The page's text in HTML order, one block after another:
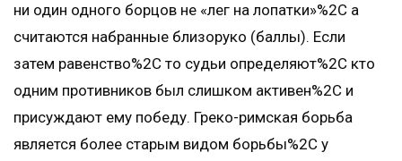
ни один одного борцов не «лег на лопатки»%2C а
считаются набранные близоруко (баллы). Если
затем равенство%2C то судьи определяют%2C кто
одним противников был слишком активен%2C и
присуждают ему победу. Греко-римская борьба
является более старым видом борьбы%2C у